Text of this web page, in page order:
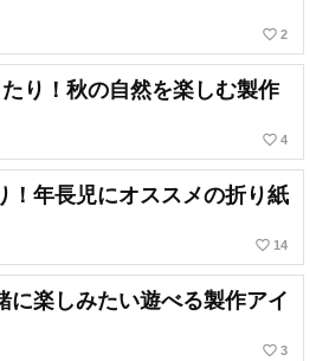
favorite_border 2
たり！秋の自然を楽しむ製作
favorite_border 4
！年長児にオススメの折り紙
favorite_border 14
に楽しみたい遊べる製作アイ
favorite_border 3